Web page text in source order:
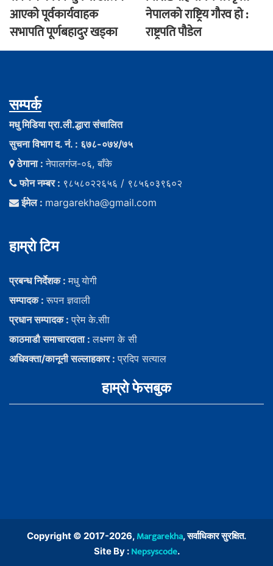
आएकाे पूर्वकार्यवाहक
सभापति पूर्णबहादुर खड्का
नेपालको राष्ट्रिय गौरव हो :
राष्ट्रपति पौडेल
सम्पर्क
मधु मिडिया प्रा.ली.द्धारा संचालित
सुचना विभाग द. नं. : ६७८-०७४/७५
ठेगाना :नेपालगंज-०६, बाँके
फोन नम्बर : ९८५८०२२६५६ / ९८५६०३९६०२
ईमेल : margarekha@gmail.com
हाम्राे टिम
प्रबन्ध निर्देशक :मधु याेगी
सम्पादक :रूपन ज्ञवाली
प्रधान सम्पादक :प्रेम के.सीा
काठमाडौ समाचारदाता :लक्ष्मण के सी
अधिवक्ता/कानूनी सल्लाहकार :प्रदिप सत्याल
हाम्राे फेसबुक
Copyright © 2017-2026, Margarekha, सर्वाधिकार सुरक्षित.
Site By : Nepsyscode.